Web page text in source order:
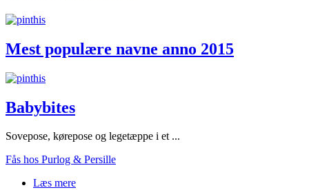
Mest populære navne anno 2015
Babybites
Sovepose, kørepose og legetæppe i et ...
Fås hos Purlog & Persille
Læs mere